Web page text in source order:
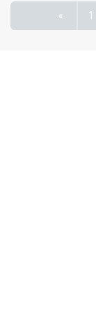
« 1